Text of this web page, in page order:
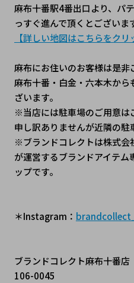
麻布十番駅4番出口より、パ
っすぐ進んで頂くとございま
【詳しい地図はこちらをクリ
麻布にお住いのお客様は是非
麻布十番・白金・六本木か
ざいます。
※当店には駐車場のご用意は
申し訳ありませんが近隣の駐
※ブランドコレクトは株式会
が運営するブランドアイテム
ップです。
＊Instagram：
ブランドコレクト麻布十番店
106-0045